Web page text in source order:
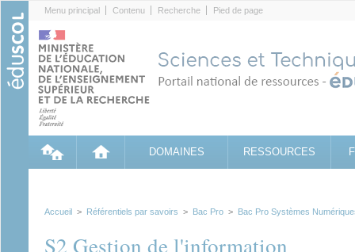
Menu principal Contenu Recherche Pied de page
DOMAINES RESSOURCES
Accueil > Référentiels par savoirs > Bac Pro > Bac Pro Systèmes
S2 Gestion de l'information